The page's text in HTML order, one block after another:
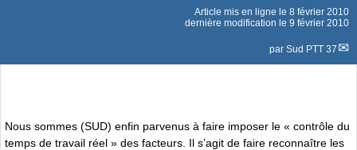
Article mis en ligne le 8 février 2010
dernière modification le 9 février 2010
par Sud PTT 37
Nous sommes (SUD) enfin parvenus à faire imposer le « contrôle du
temps de travail réel » des facteurs. Il s’agit de faire reconnaître les